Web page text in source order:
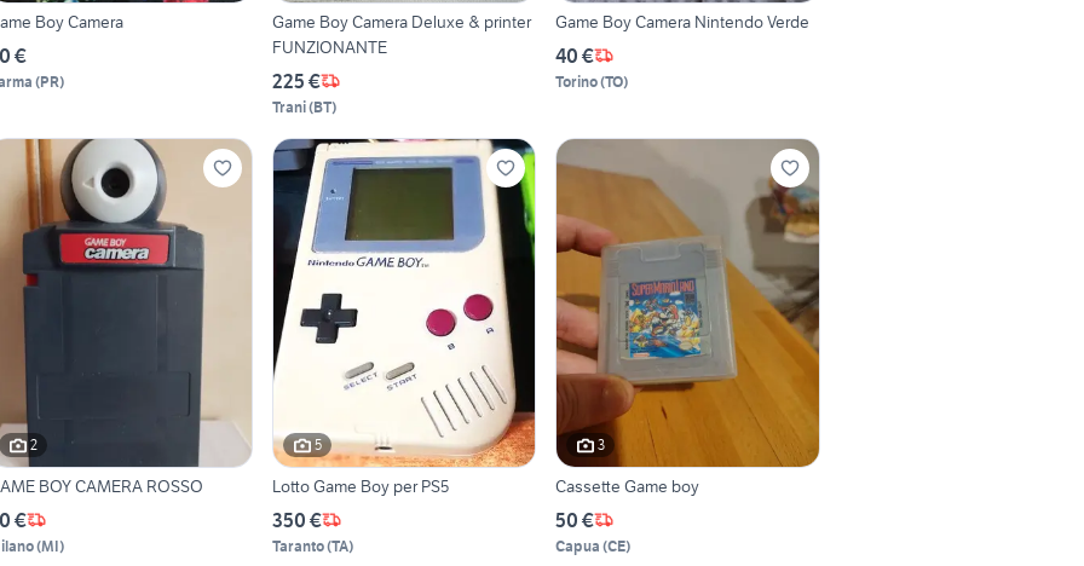
Game Boy Camera
€
(PR)
Game Boy Camera Deluxe & printer
FUNZIONANTE
225 €
Trani(BT)
Game Boy Camera Nintendo Verde
40 €
Torino(TO)
2
BOY CAMERA ROSSO
€
(MI)
5
Lotto Game Boy per PS5
350 €
Taranto(TA)
3
Cassette Game boy
50 €
Capua (CE)